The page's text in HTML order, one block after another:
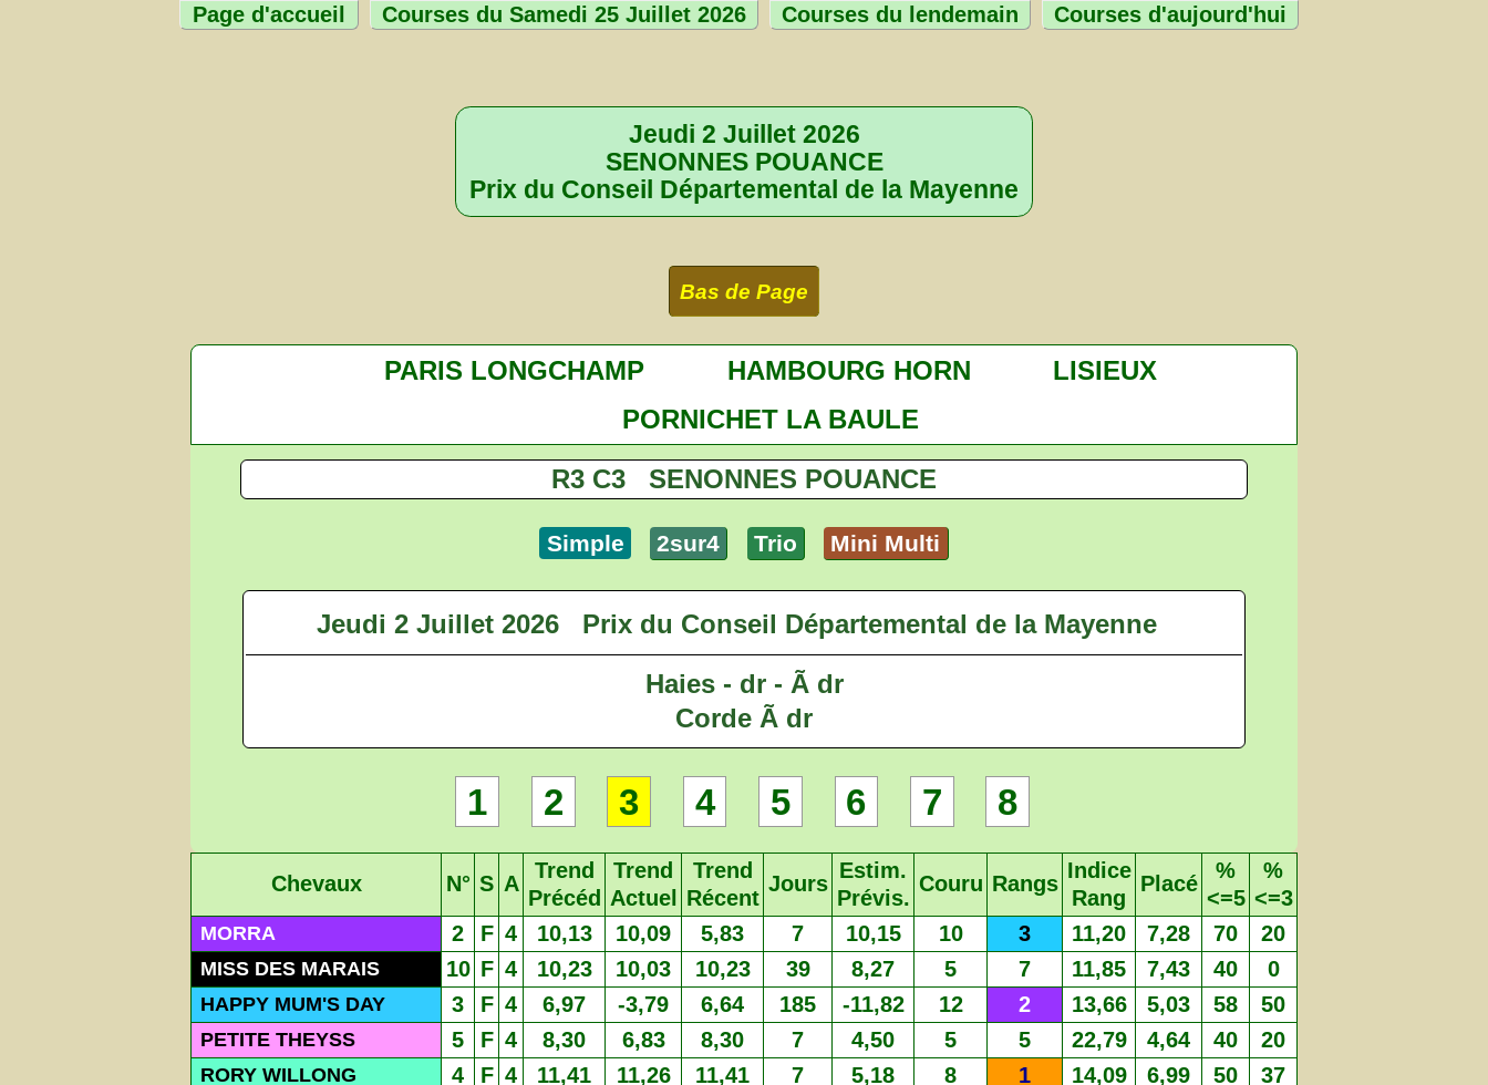
Page d'accueil Courses du Samedi 25 Juillet 2026 Courses du lendemain Courses d'aujourd'hui
Jeudi 2 Juillet 2026
SENONNES POUANCE
Prix du Conseil Départemental de la Mayenne
Bas de Page
PARIS LONGCHAMP HAMBOURG HORN
LISIEUX
PORNICHET LA BAULE
R3 C3 SENONNES POUANCE
Simple 2sur4 Trio Mini Multi
Jeudi 2 Juillet 2026
Prix du Conseil Départemental de la Mayenne
Haies - dr - Ã dr
Corde Ã dr
1 2 3 4 5 6 7 8
Chevaux N° S A
Trend
Précéd
Trend
Actuel
Trend
Récent
Jours
Estim.
Prévis.
Couru Rangs
Indice
Rang
Placé
%
<=5
%
<=3
MORRA 2 F 4 10,13 10,09 5,83 7 10,15 10 3 11,20 7,28 70 20
MISS DES MARAIS 10 F 4 10,23 10,03 10,23 39 8,27 5 7 11,85 7,43 40 0
HAPPY MUM'S DAY 3 F 4 6,97 -3,79 6,64 185 -11,82 12 2 13,66 5,03 58 50
PETITE THEYSS 5 F 4 8,30 6,83 8,30 7 4,50 5 5 22,79 4,64 40 20
RORY WILLONG 4 F 4 11,41 11,26 11,41 7 5,18 8 1 14,09 6,99 50 37